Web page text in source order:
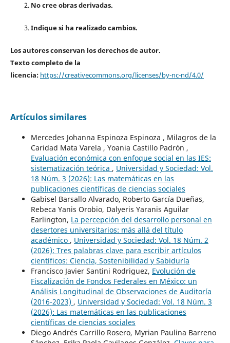
No cree obras derivadas.
Indique si ha realizado cambios.
Los autores conservan los derechos de autor.
Texto completo de la
licencia: https://creativecommons.org/licenses/by-nc-nd/4.0/
Artículos similares
Mercedes Johanna Espinoza Espinoza , Milagros de la
Caridad Mata Varela , Yoania Castillo Padrón ,
Evaluación económica con enfoque social en las IES:
sistematización teórica , Universidad y Sociedad: Vol.
18 Núm. 3 (2026): Las matemáticas en las
publicaciones científicas de ciencias sociales
Gabisel Barsallo Alvarado, Roberto García Dueñas,
Rebeca Yanis Orobio, Dalyeris Yaranis Aguilar
Earlington, La percepción del desarrollo personal en
desertores universitarios: más allá del título
académico , Universidad y Sociedad: Vol. 18 Núm. 2
(2026): Tres palabras clave para escribir artículos
científicos: Ciencia, Sostenibilidad y Sabiduría
Francisco Javier Santini Rodriguez, Evolución de
Fiscalización de Fondos Federales en México: un
Análisis Longitudinal de Observaciones de Auditoría
(2016-2023) , Universidad y Sociedad: Vol. 18 Núm. 3
(2026): Las matemáticas en las publicaciones
científicas de ciencias sociales
Diego Andrés Carrillo Rosero, Myrian Paulina Barreno